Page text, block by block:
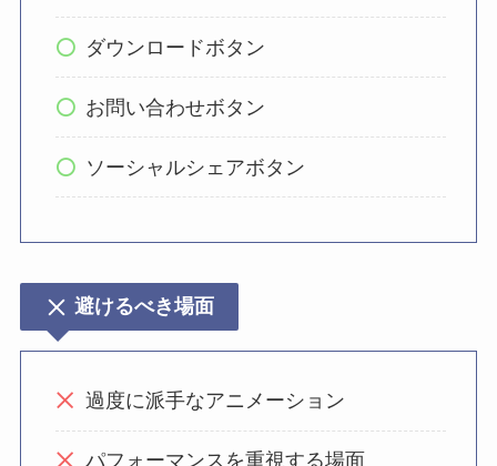
ダウンロードボタン
お問い合わせボタン
ソーシャルシェアボタン
避けるべき場面
過度に派手なアニメーション
パフォーマンスを重視する場面